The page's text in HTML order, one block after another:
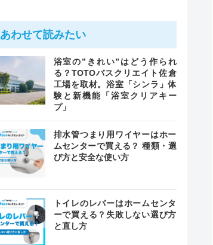
あわせて読みたい
浴室の”きれい”はどう作られ
る？TOTOバスクリエイト佐倉
工場を取材。浴室「シンラ」体
験と新機能「浴室クリアキー
プ」
排水管つまり用ワイヤーはホー
ムセンターで買える？ 種類・選
び方と安全な使い方
トイレのレバーはホームセンタ
ーで買える？失敗しない選び方
と直し方